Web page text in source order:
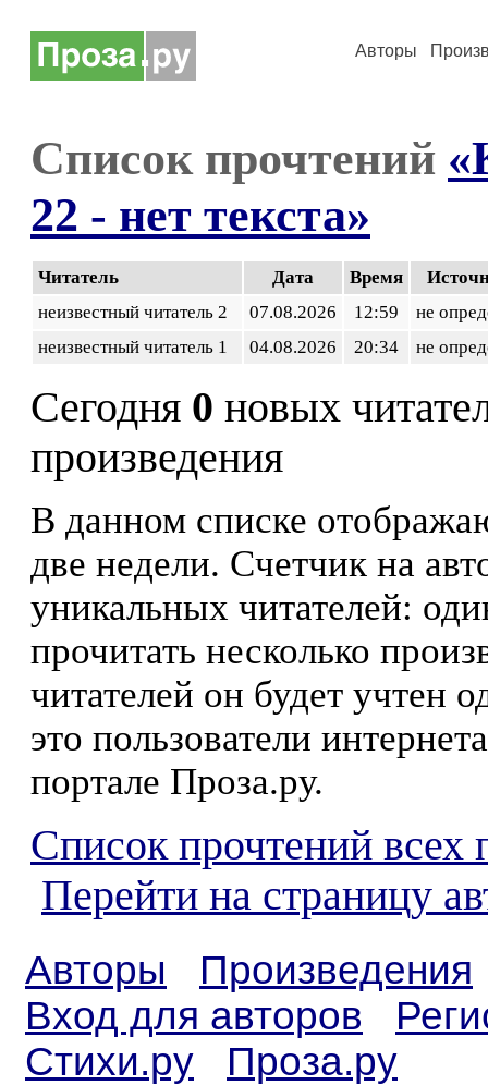
Авторы
Список прочтений
22 - нет текста»
Читатель Дата Время
неизвестный читатель 2
07.08.2026 12:59
не
неизвестный читатель 1
04.08.2026 20:34 не
Сегодня 0 новых
произведения
В данном списке
две недели. Счетчик на
уникальных читателей:
прочитать несколько
читателей он будет учтен
это пользователи
портале Проза.ру.
Список прочтений всех
Перейти на страницу
Авторы
Произведения
Вход для авторов
Стихи.ру
Проза.ру